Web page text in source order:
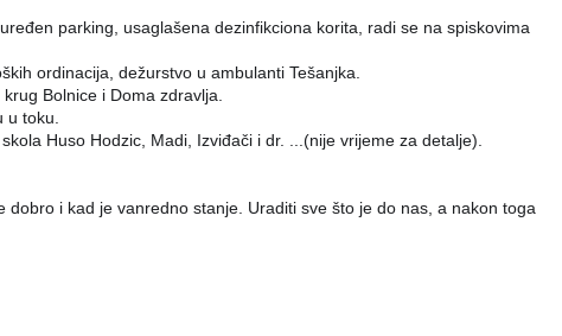
parking, usaglašena dezinfikciona korita, radi se na spiskovima
ordinacija, dežurstvo u ambulanti Tešanjka.
Bolnice i Doma zdravlja.
toku.
Huso Hodzic, Madi, Izviđači i dr. ...(nije vrijeme za detalje).
dobro i kad je vanredno stanje. Uraditi sve što je do nas, a nakon toga